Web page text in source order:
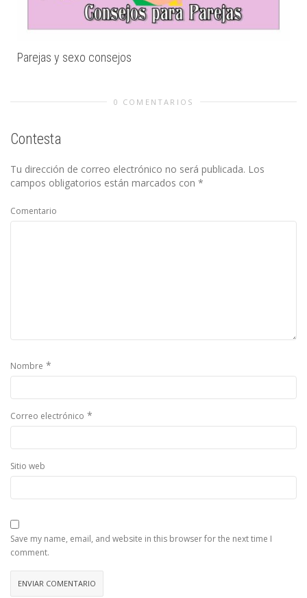
Parejas y sexo consejos
0 COMENTARIOS
Contesta
Tu dirección de correo electrónico no será publicada. Los
campos obligatorios están marcados con *
Comentario
Nombre *
Correo electrónico *
Sitio web
Save my name, email, and website in this browser for the next time I
comment.